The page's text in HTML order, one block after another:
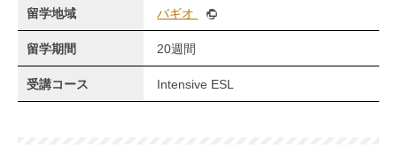
留学地域 バギオ
留学期間 20週間
受講コース Intensive ESL